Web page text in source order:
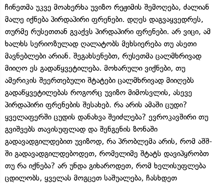
ჩინეთმა უკვე მოახერხა უვიზო რეჟიმის შემოღება, ძალიან
მალე იქნება პირდაპირი ფრენები. დღეს დაგვაყვედრეს,
თურმე რუსეთთან გვაქვს პირდაპირი ფრენები. არ ვიცი, ამ
ხალხს სერიოზულად ღალატობს მეხსიერება თუ ასეთი
მავნებლები არიან. შეგახსენებთ, რუსეთმა ცალმხრივად
მიიღო ეს გადაწყვეტილება. მოხარული ვიქნები, თუ
ამერიკის შეერთებული შტატები ცალმხრივად მიიღებს
გადაწყვეტილებას როგორც უვიზო მიმოსვლის, ასევე
პირდაპირი ფრენების შესახებ. რა არის ამაში ცუდი?
ყველაფერში ცუდის დანახვა შეიძლება? ევროკავშირი თუ
გვიშვებს თავისუფლად და შენგენის ზონაში
გადავადგილდებით უვიზოდ, რა პრობლემა არის, რომ აშშ-
ში გადავადგილდებოდეთ, რომელიმე შტატს დავიპყრობთ
თუ რა იქნება? არ უნდა გიხაროდეთ, რომ ხელისუფლება
ცდილობს, ყველას მოგცეთ საშუალება, ჩასხდეთ